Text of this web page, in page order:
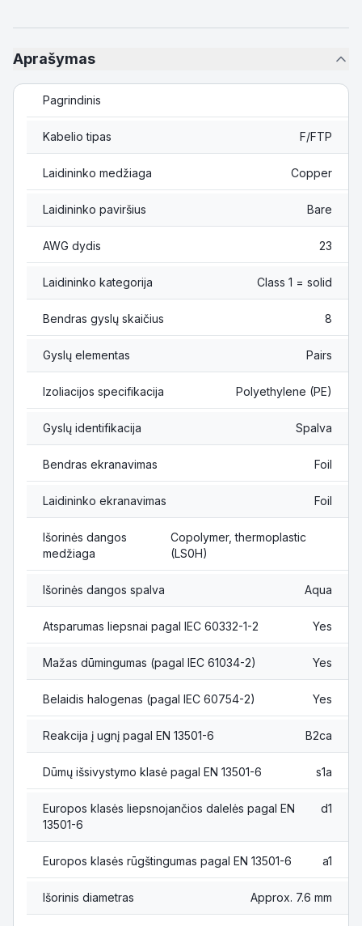
Aprašymas
Pagrindinis
Kabelio tipas F/FTP
Laidininko medžiaga Copper
Laidininko paviršius Bare
AWG dydis 23
Laidininko kategorija Class 1 = solid
Bendras gyslų skaičius 8
Gyslų elementas Pairs
Izoliacijos specifikacija Polyethylene (PE)
Gyslų identifikacija Spalva
Bendras ekranavimas Foil
Laidininko ekranavimas Foil
Išorinės dangos
medžiaga
Copolymer, thermoplastic
(LS0H)
Išorinės dangos spalva Aqua
Atsparumas liepsnai pagal IEC 60332-1-2 Yes
Mažas dūmingumas (pagal IEC 61034-2) Yes
Belaidis halogenas (pagal IEC 60754-2) Yes
Reakcija į ugnį pagal EN 13501-6 B2ca
Dūmų išsivystymo klasė pagal EN 13501-6 s1a
Europos klasės liepsnojančios dalelės pagal EN
13501-6
d1
Europos klasės rūgštingumas pagal EN 13501-6 a1
Išorinis diametras Approx. 7.6 mm